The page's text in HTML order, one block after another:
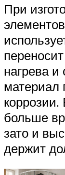
При
нагрева и
материал
коррозии.
больше
зато и
держит